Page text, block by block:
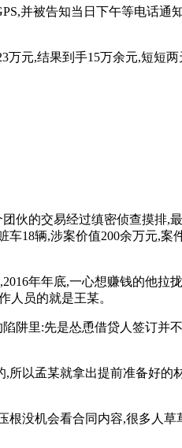
并被告知当日下午等电话通知
元,结果到手15万余元,短短两
伙的交易经过缜密侦查摸排,
18辆,涉案价值200余万元,案
年年底,一心想赚钱的他拉
人员的就是王某。
阱里:先是怂恿借贷人签订并
以孟某就拿出提前准备好的
没机会看合同内容,很多人草